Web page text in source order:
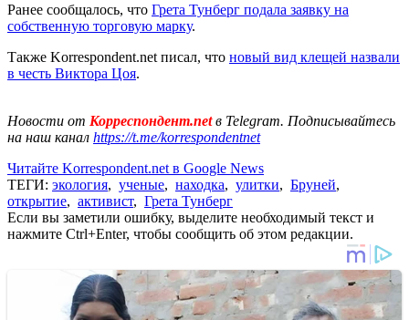
Ранее сообщалось, что Грета Тунберг подала заявку на
собственную торговую марку.
Также Korrespondent.net писал, что новый вид клещей назвали
в честь Виктора Цоя.
Новости от Корреспондент.netв Telegram. Подписывайтесь
на наш канал https://t.me/korrespondentnet
Читайте Korrespondent.net в Google News
ТЕГИ: экология, ученые, находка, улитки, Бруней,
открытие, активист, Грета Тунберг
Если вы заметили ошибку, выделите необходимый текст и
нажмите Ctrl+Enter, чтобы сообщить об этом редакции.